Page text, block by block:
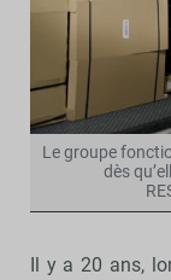
Le groupe
dès
Il y a 20 ans,